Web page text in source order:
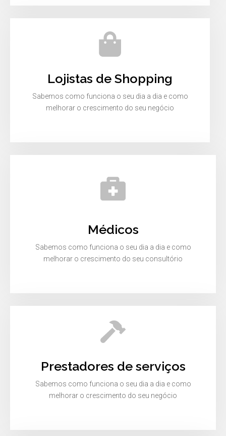
Lojistas de Shopping
Sabemos como funciona o seu dia a dia e como
melhorar o crescimento do seu negócio
Médicos
Sabemos como funciona o seu dia a dia e como
melhorar o crescimento do seu consultório
Prestadores de serviços
Sabemos como funciona o seu dia a dia e como
melhorar o crescimento do seu negócio